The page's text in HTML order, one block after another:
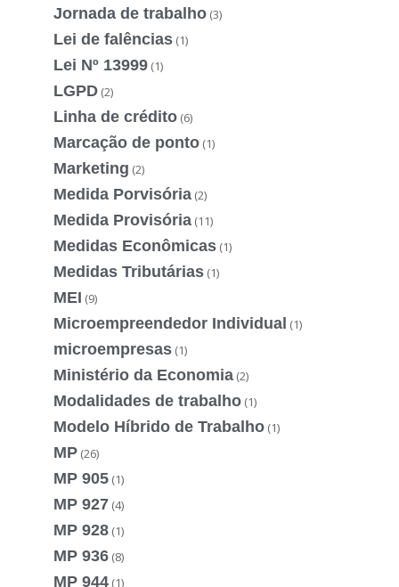
Jornada de trabalho (3)
Lei de falências (1)
Lei Nº 13999 (1)
LGPD (2)
Linha de crédito (6)
Marcação de ponto (1)
Marketing (2)
Medida Porvisória (2)
Medida Provisória (11)
Medidas Econômicas (1)
Medidas Tributárias (1)
MEI (9)
Microempreendedor Individual (1)
microempresas (1)
Ministério da Economia (2)
Modalidades de trabalho (1)
Modelo Híbrido de Trabalho (1)
MP (26)
MP 905 (1)
MP 927 (4)
MP 928 (1)
MP 936 (8)
MP 944 (1)